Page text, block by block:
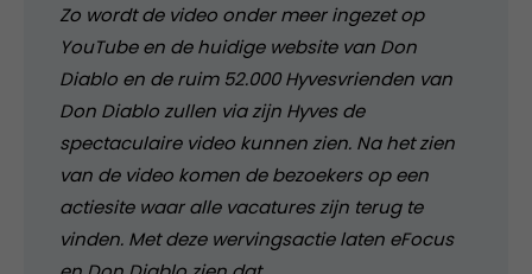
Zo wordt de video onder meer ingezet op
YouTube en de huidige website van Don
Diablo en de ruim 52.000 Hyvesvrienden van
Don Diablo zullen via zijn Hyves de
spectaculaire video kunnen zien. Na het zien
van de video komen de bezoekers op een
actiesite waar alle vacatures zijn terug te
vinden. Met deze wervingsactie laten eFocus